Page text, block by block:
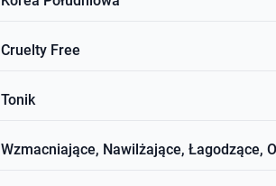
Cruelty Free
Tonik
Wzmacniające, Nawilżające, Łagodzące,